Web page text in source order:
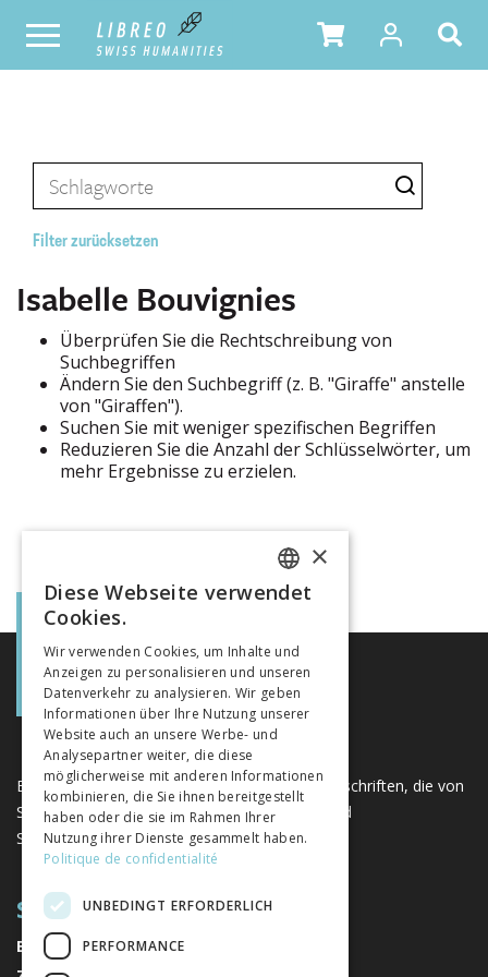
Filter zurücksetzen
Isabelle Bouvignies
Überprüfen Sie die Rechtschreibung von
Suchbegriffen
Ändern Sie den Suchbegriff (z. B. "Giraffe" anstelle
von "Giraffen").
Suchen Sie mit weniger spezifischen Begriffen
Reduzieren Sie die Anzahl der Schlüsselwörter, um
mehr Ergebnisse zu erzielen.
Eine einzigartige Plattform für Bücher und Zeitschriften, die von
Schweizer Verlagen im Bereich der Geistes- und
Sozialwissenschaften herausgegeben werden.
SITEMAP
BÜCHER
FRENCH
ITALIAN
×
Diese Webseite verwendet
Cookies.
Wir verwenden Cookies, um Inhalte und
Anzeigen zu personalisieren und unseren
Datenverkehr zu analysieren. Wir geben
Informationen über Ihre Nutzung unserer
Website auch an unsere Werbe- und
Analysepartner weiter, die diese
möglicherweise mit anderen Informationen
kombinieren, die Sie ihnen bereitgestellt
haben oder die sie im Rahmen Ihrer
Nutzung ihrer Dienste gesammelt haben.
Politique de confidentialité
UNBEDINGT ERFORDERLICH
PERFORMANCE